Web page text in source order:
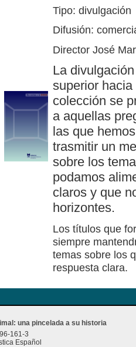
Tipo: divulgación
Difusión:
Director José
La
superior
colección se
a aquellas
las que
trasmitir un
sobre los
podamos
claros y que
horizontes.
Los títulos que
siempre
temas sobre los
respuesta clara.
una pincelada a su historia
161-3
Español